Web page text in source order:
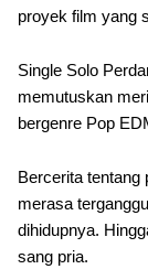
proyek film yang
Single Solo
memutuskan
bergenre Pop
Bercerita tentang
merasa
dihidupnya.
sang pria.